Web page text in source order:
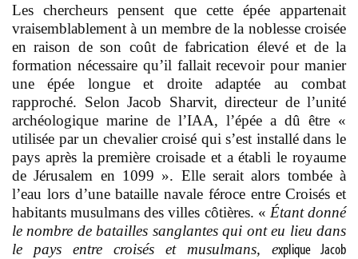
Les chercheurs pensent que cette épée appartenait
vraisemblablement à un membre de la noblesse croisée
en raison de son coût de fabrication élevé et de la
formation nécessaire qu’il fallait recevoir pour manier
une épée longue et droite adaptée au combat
rapproché. Selon Jacob Sharvit, directeur de l’unité
archéologique marine de l’IAA, l’épée a dû être «
utilisée par un chevalier croisé qui s’est installé dans le
pays après la première croisade et a établi le royaume
de Jérusalem en 1099 ». Elle serait alors tombée à
l’eau lors d’une bataille navale féroce entre Croisés et
habitants musulmans des villes côtières. « Étant donné
le nombre de batailles sanglantes qui ont eu lieu dans
le pays entre croisés et musulmans, explique Jacob